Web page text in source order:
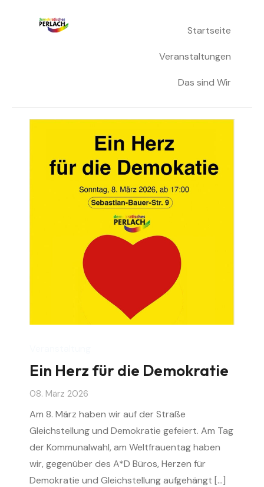
Demokratisches Perlach Startseite
Veranstaltungen
Das sind Wir
Ein Herz für die Demokratie
08. März 2026
Am 8. März haben wir auf der Straße
Gleichstellung und Demokratie gefeiert. Am Tag
der Kommunalwahl, am Weltfrauentag haben
wir, gegenüber des A*D Büros, Herzen für
Demokratie und Gleichstellung aufgehängt […]